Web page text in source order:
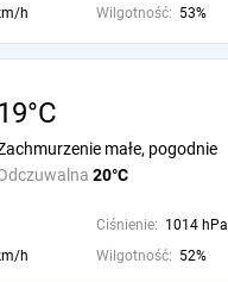
h Wilgotność: 53%
19°C
20°C
małe, pogodnie
Ciśnienie: 1014 hPa
h Wilgotność: 52%